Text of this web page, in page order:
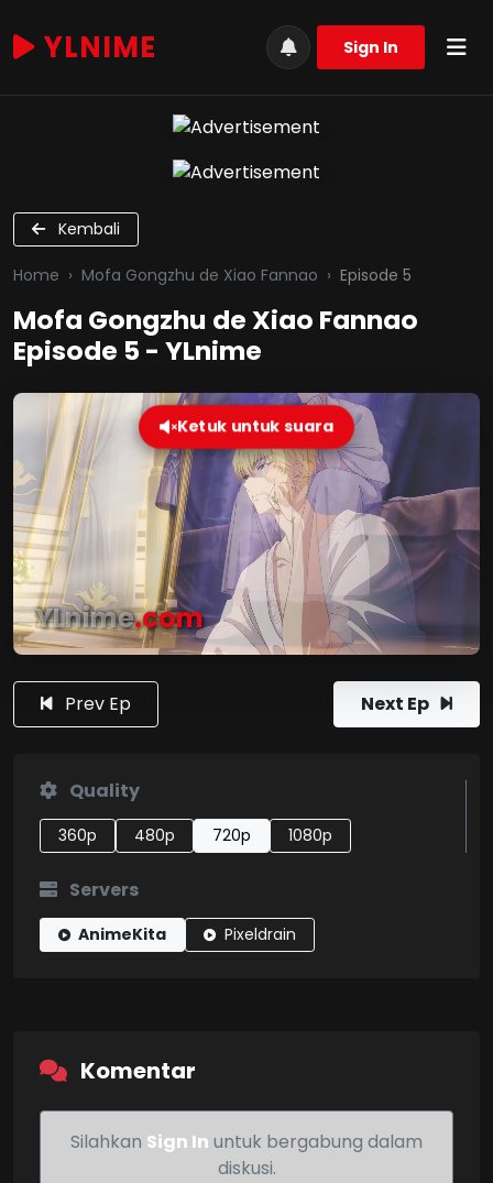
YLNIME Sign In
Kembali
Home Mofa Gongzhu de Xiao Fannao Episode 5
Mofa Gongzhu de Xiao Fannao
Episode 5 - YLnime
YLnime.com
Ketuk untuk suara
Prev Ep Next Ep
Quality
360p 480p 720p 1080p
Servers
AnimeKita Pixeldrain
Komentar
Silahkan Sign In untuk bergabung dalam
diskusi.